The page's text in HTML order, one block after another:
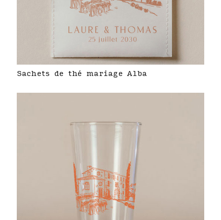
Sachets de thé mariage Alba